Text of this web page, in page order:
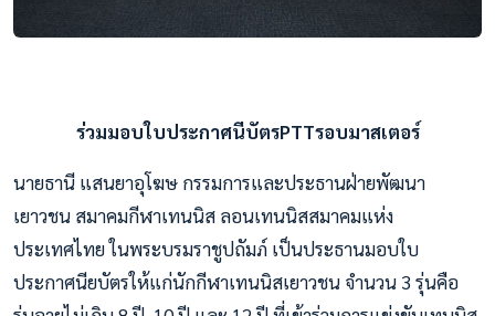
ร่วมมอบใบประกาศนีบัตรPTTรอบมาสเตอร์
นายธานี แสนยาอุโฆษ กรรมการและประธานฝ่ายพัฒนา
เยาวชน สมาคมกีฬาเทนนิส ลอนเทนนิสสมาคมแห่ง
ประเทศไทย ในพระบรมราชูปถัมภ์ เป็นประธานมอบใบ
ประกาศนียบัตรให้แก่นักกีฬาเทนนิสเยาวชน จำนวน 3 รุ่นคือ